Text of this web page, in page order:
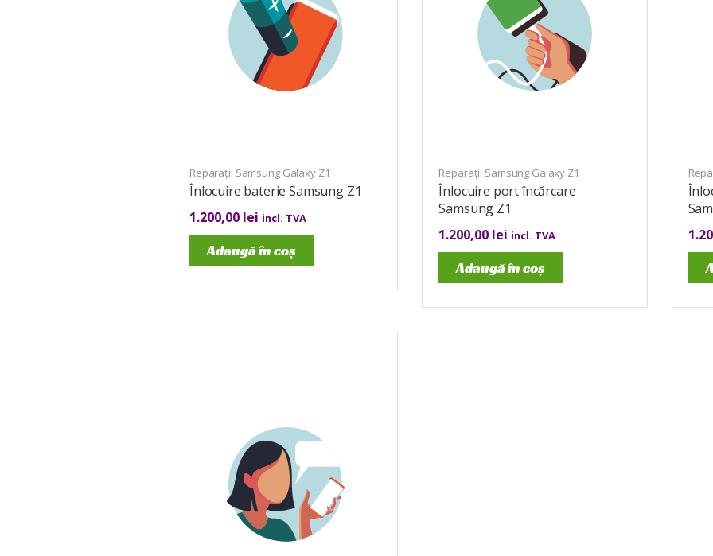
Reparații Samsung Galaxy Z1
Înlocuire baterie Samsung Z1
1.200,00 lei incl. TVA
Adaugă în coș
Reparații Samsung Galaxy Z1
Înlocuire port încărcare
Samsung Z1
1.200,00 lei incl. TVA
Adaugă în coș